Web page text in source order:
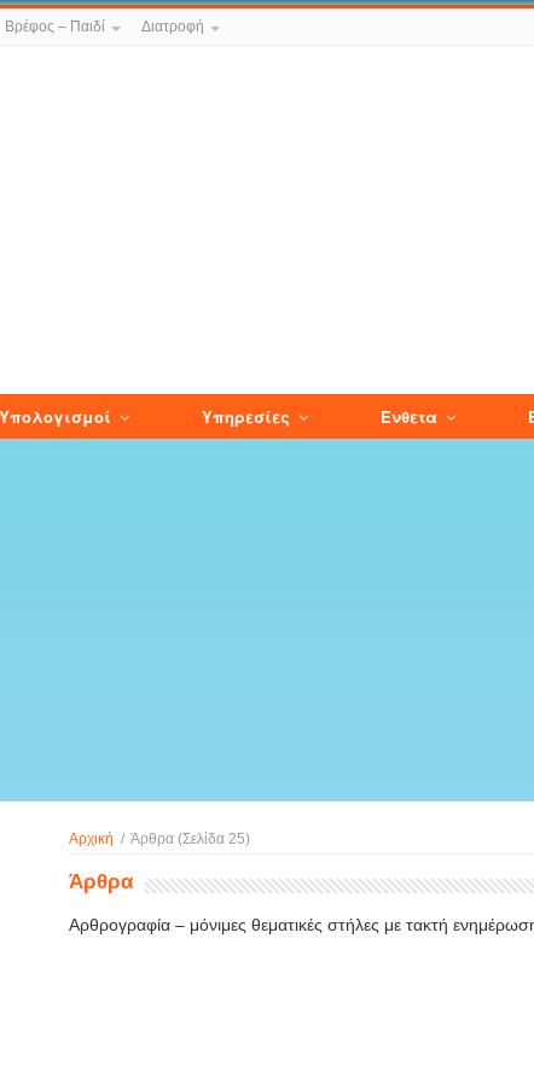
Βρέφος – Παιδί Διατροφή
Υπολογισμοί Υπηρεσίες Ενθετα
Αρχική / Άρθρα(Σελίδα 25)
Άρθρα
Αρθρογραφία – μόνιμες θεματικές στήλες με τακτή